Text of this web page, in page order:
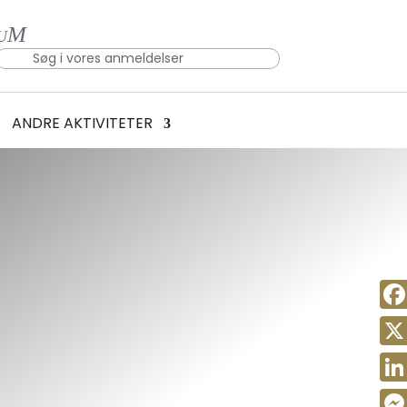
ANDRE AKTIVITETER
X